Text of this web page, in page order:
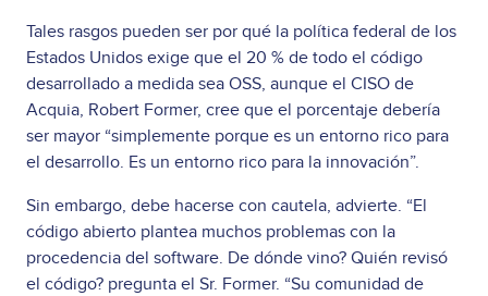
Tales rasgos pueden ser por qué la política federal de los
Estados Unidos exige que el 20 % de todo el código
desarrollado a medida sea OSS, aunque el CISO de
Acquia, Robert Former, cree que el porcentaje debería
ser mayor “simplemente porque es un entorno rico para
el desarrollo. Es un entorno rico para la innovación”.
Sin embargo, debe hacerse con cautela, advierte. “El
código abierto plantea muchos problemas con la
procedencia del software. De dónde vino? Quién revisó
el código? pregunta el Sr. Former. “Su comunidad de